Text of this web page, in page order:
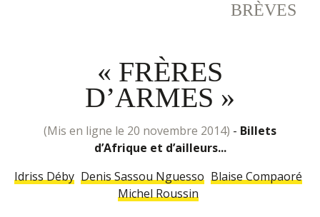
BRÈVES
« FRÈRES
D’ARMES »
(mis en ligne le 20 novembre 2014) - Billets
d’Afrique et d’ailleurs...
Idriss Déby Denis Sassou Nguesso Blaise Compaoré
Michel Roussin